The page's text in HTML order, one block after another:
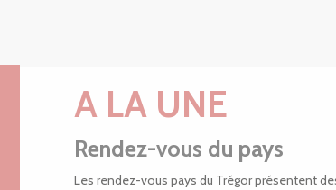
A LA UNE
Rendez-vous du pays
Les rendez-vous pays du Trégor présentent